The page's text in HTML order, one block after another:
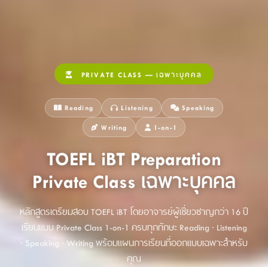
PRIVATE CLASS — เฉพาะบุคคล
Reading Listening
Speaking
Writing
1-on-1
TOEFL iBT Preparation
Private Class เฉพาะบุคคล
หลักสูตรเตรียมสอบ TOEFL iBT โดยอาจารย์ผู้เชี่ยวชาญกว่า 16 ปี
เรียนแบบ Private Class 1-on-1 ครบทุกทักษะ Reading · Listening
· Speaking · Writing พร้อมแผนการเรียนที่ออกแบบเฉพาะสำหรับ
คุณ